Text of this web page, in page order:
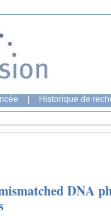
Historique de
DNA